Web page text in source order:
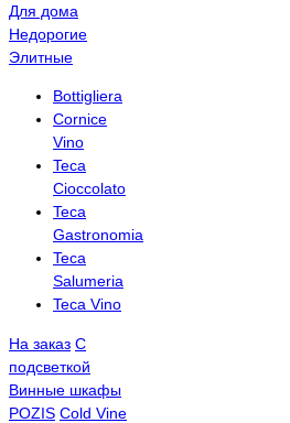
Для дома
Недорогие
Элитные
Bottigliera
Cornice
Vino
Teca
Cioccolato
Teca
Gastronomia
Teca
Salumeria
Teca Vino
На заказ С
подсветкой
Винные шкафы
POZIS Сold Vine